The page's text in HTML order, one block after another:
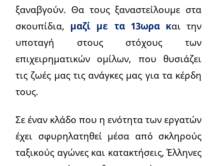
ξαναβγούν. Θα τους ξαναστείλουμε στα
σκουπίδια, μαζί με τα 13ωρα και την
υποταγή στους στόχους των
επιχειρηματικών ομίλων, που θυσιάζει
τις ζωές μας τις ανάγκες μας για τα κέρδη
τους.
Σε έναν κλάδο που η ενότητα των εργατών
έχει σφυρηλατηθεί μέσα από σκληρούς
ταξικούς αγώνες και κατακτήσεις, Έλληνες